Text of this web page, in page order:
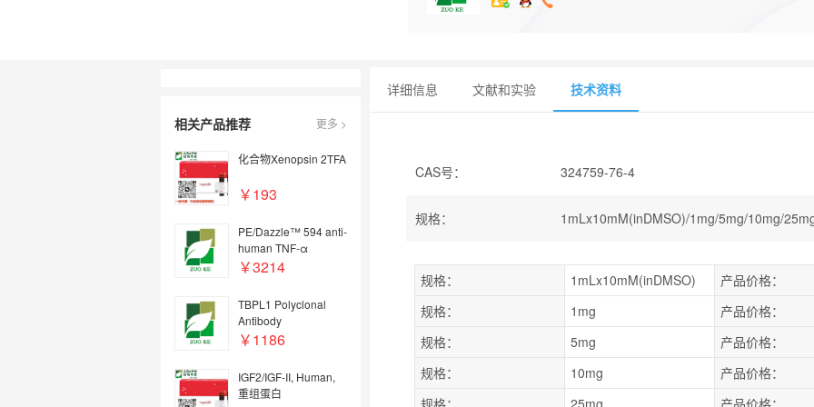
相关产品推荐 更多 >
化合物Xenopsin 2TFA
￥193
PE/Dazzle™ 594 anti-
human TNF-α
￥3214
TBPL1 Polyclonal
Antibody
￥1186
IGF2/IGF-II, Human,
重组蛋白
详细信息 文献和实验 技术资料
CAS号： 324759-76-4
规格： 1mLx10mM(inDMSO)/1mg/5mg/10mg/
规格： 1mLx10mM(inDMSO)
产品价格：
规格：
1mg
产品价格：
规格：
5mg
产品价格：
规格：
10mg
产品价格：
规格：
25mg 产品价格：